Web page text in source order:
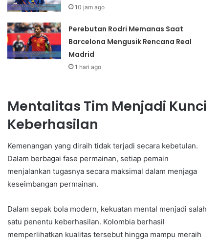
10 jam ago
Perebutan Rodri Memanas Saat
Barcelona Mengusik Rencana Real
Madrid
1 hari ago
Mentalitas Tim Menjadi Kunci
Keberhasilan
Kemenangan yang diraih tidak terjadi secara kebetulan.
Dalam berbagai fase permainan, setiap pemain
menjalankan tugasnya secara maksimal dalam menjaga
keseimbangan permainan.
Dalam sepak bola modern, kekuatan mental menjadi salah
satu penentu keberhasilan. Kolombia berhasil
memperlihatkan kualitas tersebut hingga mampu meraih